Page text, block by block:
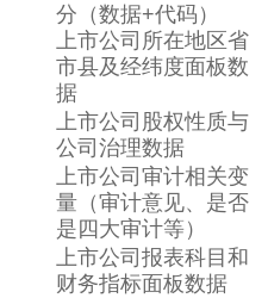
分（数据+代码）
上市公司所在地区省
市县及经纬度面板数
据
上市公司股权性质与
公司治理数据
上市公司审计相关变
量（审计意见、是否
是四大审计等）
上市公司报表科目和
财务指标面板数据